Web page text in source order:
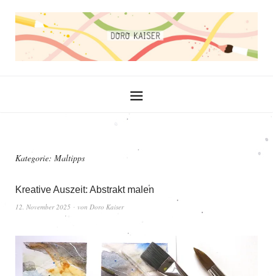
Kategorie: Maltipps
Kreative Auszeit: Abstrakt malen
12. November 2025 von Doro Kaiser